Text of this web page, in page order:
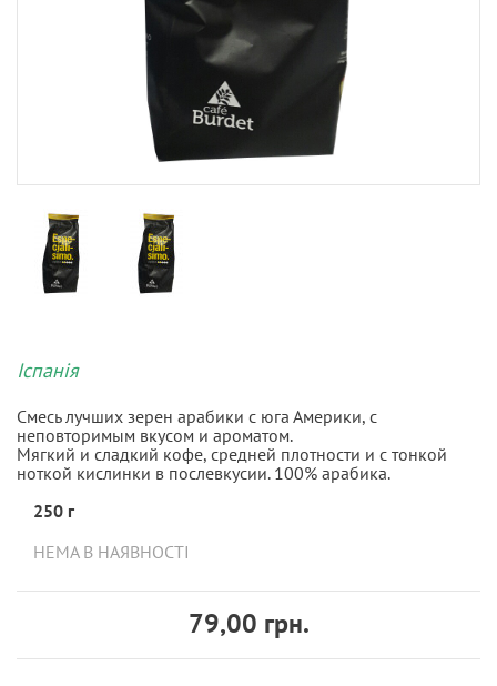
Іспанія
Смесь лучших зерен арабики с юга Америки, с
неповторимым вкусом и ароматом.
Мягкий и сладкий кофе, средней плотности и с тонкой
ноткой кислинки в послевкусии. 100% арабика.
250 г
НЕМА В НАЯВНОСТІ
79,00 грн.